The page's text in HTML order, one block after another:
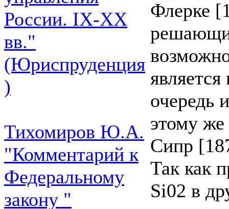
России. IХ-ХХ
вв."
(Юриспруденция
)
Тихомиров Ю.А.
"Комментарий к
Федеральному
закону "
Флерке
очередь
этому
Сипр
Так как
Si02 в